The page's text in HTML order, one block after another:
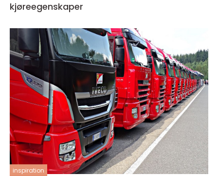
kjøreegenskaper
inspiration